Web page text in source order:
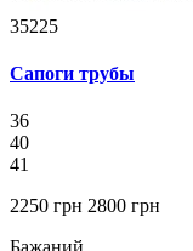
35225
Сапоги трубы
36
40
41
2250 грн 2800 грн